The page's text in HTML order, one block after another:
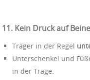
11. Kein Druck auf
Träger in der Regel
Unterschenkel und
in der Trage.